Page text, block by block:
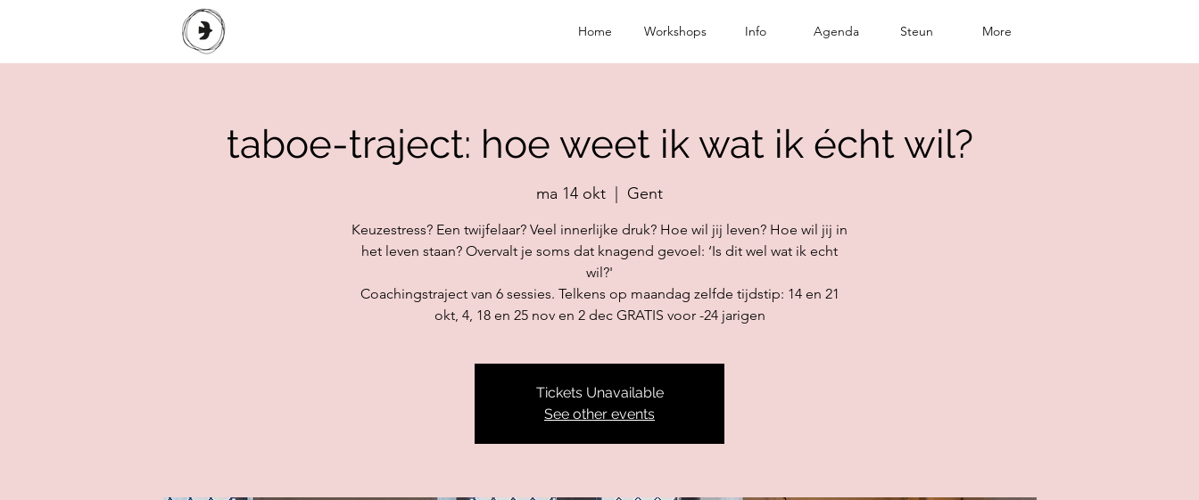
Home Workshops Info Agenda Steun More
taboe-traject: hoe weet ik wat ik écht wil?
ma 14 okt
  |
Gent
Keuzestress? Een twijfelaar? Veel innerlijke druk? Hoe wil jij leven? Hoe wil jij in
het leven staan? Overvalt je soms dat knagend gevoel: ‘Is dit wel wat ik echt
wil?'
Coachingstraject van 6 sessies. Telkens op maandag zelfde tijdstip: 14 en 21
okt, 4, 18 en 25 nov en 2 dec GRATIS voor -24 jarigen
Tickets Unavailable
See other events